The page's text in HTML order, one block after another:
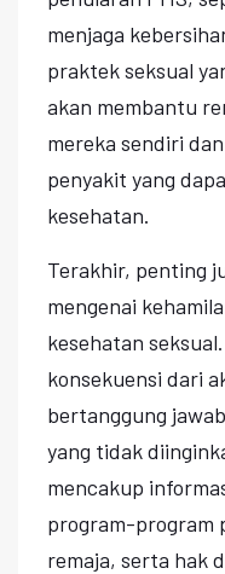
menjaga
praktek seksual
akan membantu
mereka sendiri
penyakit yang
kesehatan.
Terakhir, penting
mengenai
kesehatan
konsekuensi dari
bertanggung
yang tidak
mencakup
program-program
remaja, serta hak